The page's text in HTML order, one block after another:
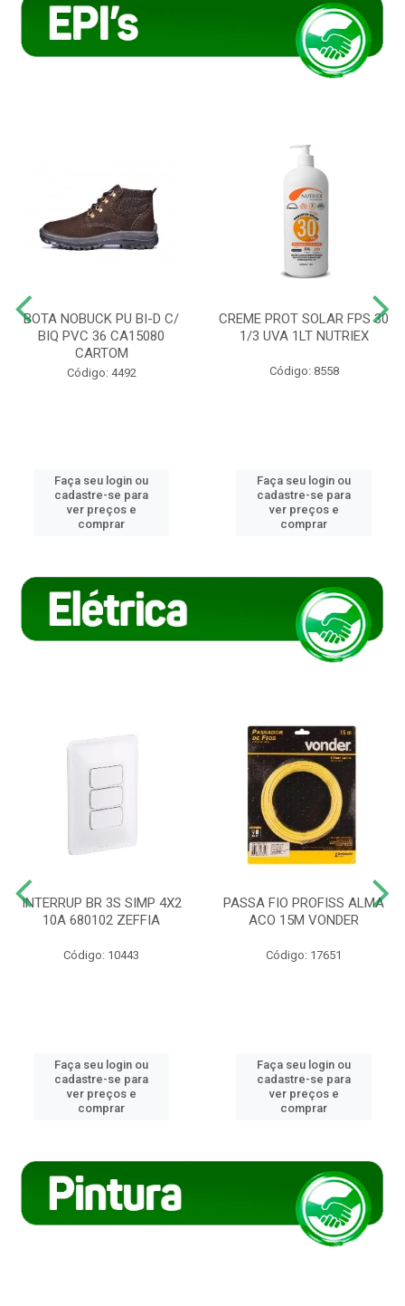
BOTA NOBUCK PU BI-D C/
BIQ PVC 36 CA15080
CARTOM
Código: 4492
Faça seu login ou
cadastre-se para
ver preços e
comprar
CREME PROT SOLAR FPS 30
1/3 UVA 1LT NUTRIEX
Código: 8558
Faça seu login ou
cadastre-se para
ver preços e
comprar
INTERRUP BR 3S SIMP 4X2
10A 680102 ZEFFIA
Código: 10443
Faça seu login ou
cadastre-se para
ver preços e
comprar
PASSA FIO PROFISS ALMA
ACO 15M VONDER
Código: 17651
Faça seu login ou
cadastre-se para
ver preços e
comprar